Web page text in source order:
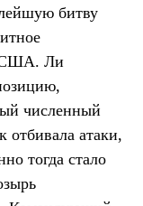
битву
США. Ли
численный
отбивала атаки,
тогда стало